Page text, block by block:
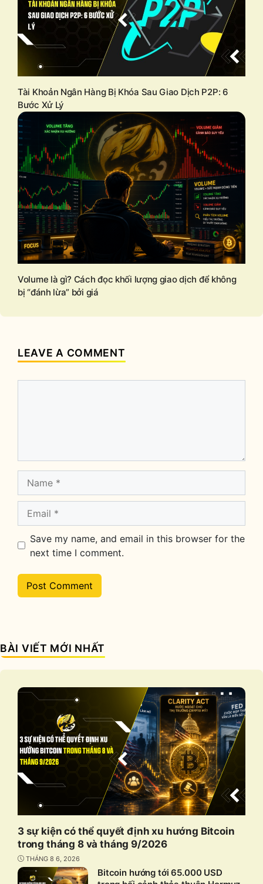
Tài Khoản Ngân Hàng Bị Khóa Sau Giao Dịch P2P: 6
Bước Xử Lý
Volume là gì? Cách đọc khối lượng giao dịch để không
bị “đánh lừa” bởi giá
LEAVE A COMMENT
Name
Email
Save my name, and email in this browser for the
next time I comment.
BÀI VIẾT MỚI NHẤT
3 sự kiện có thể quyết định xu hướng Bitcoin
trong tháng 8 và tháng 9/2026
THÁNG 8 6, 2026
Bitcoin hướng tới 65.000 USD